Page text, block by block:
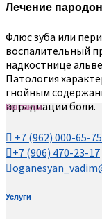
Лечение
Флюс зуба или
воспалительный
надкостнице
Патология
гнойным
иррадиации боли.
Контакты
+7 (962) 000-65-75
+7 (906) 470-23-17
Услуги